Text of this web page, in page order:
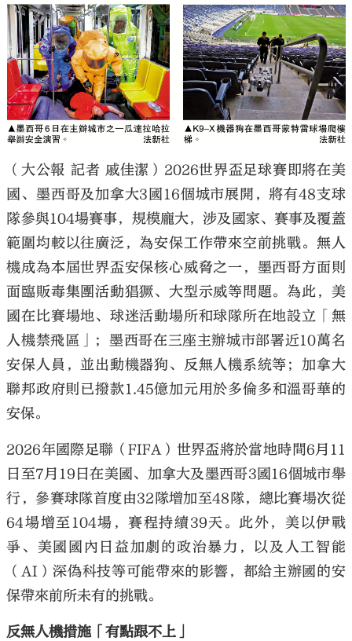
（大公報 記者 戚佳潔）2026世界盃足球賽即將在美
國、墨西哥及加拿大3國16個城市展開，將有48支球
隊參與104場賽事，規模龐大，涉及國家、賽事及覆蓋
範圍均較以往廣泛，為安保工作帶來空前挑戰。無人
機成為本屆世界盃安保核心威脅之一，墨西哥方面則
面臨販毒集團活動猖獗、大型示威等問題。為此，美
國在比賽場地、球迷活動場所和球隊所在地設立「無
人機禁飛區」；墨西哥在三座主辦城市部署近10萬名
安保人員，並出動機器狗、反無人機系統等；加拿大
聯邦政府則已撥款1.45億加元用於多倫多和溫哥華的
安保。
2026年國際足聯（FIFA）世界盃將於當地時間6月11
日至7月19日在美國、加拿大及墨西哥3國16個城市舉
行，參賽球隊首度由32隊增加至48隊，總比賽場次從
64場增至104場，賽程持續39天。此外，美以伊戰
爭、美國國內日益加劇的政治暴力，以及人工智能
（AI）深偽科技等可能帶來的影響，都給主辦國的安
保帶來前所未有的挑戰。
反無人機措施「有點跟不上」